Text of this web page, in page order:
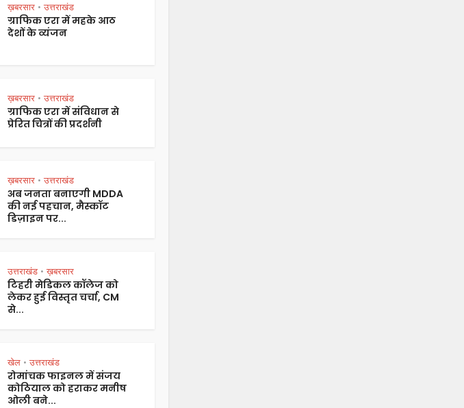
ख़बरसार • उत्तराखंड
ग्राफिक एरा में महके आठ
देशों के व्यंजन
ख़बरसार • उत्तराखंड
ग्राफिक एरा में संविधान से
प्रेरित चित्रों की प्रदर्शनी
ख़बरसार • उत्तराखंड
अब जनता बनाएगी MDDA
की नई पहचान, मैस्कॉट
डिज़ाइन पर...
उत्तराखंड • ख़बरसार
टिहरी मेडिकल कॉलेज को
लेकर हुई विस्तृत चर्चा, CM
से...
खेल • उत्तराखंड
रोमांचक फाइनल में संजय
कोठियाल को हराकर मनीष
ओली बने...